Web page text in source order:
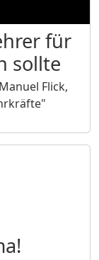
für
sollte
Flick,